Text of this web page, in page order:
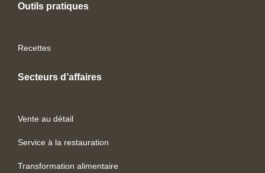
Outils pratiques
Recettes
Secteurs d’affaires
Vente au détail
Service à la restauration
Transformation alimentaire